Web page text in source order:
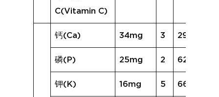
C(Vitamin C)
钙(Ca) 34mg 3 29mg
磷(P) 25mg 2 62mg
钾(K) 16mg 5 66mg